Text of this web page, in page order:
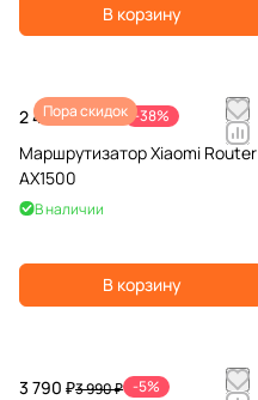
В корзину
Пора скидок
2 490 ₽3 990 ₽ -38%
Маршрутизатор Xiaomi Router
AX1500
В наличии
В корзину
3 790 ₽3 990 ₽ -5%